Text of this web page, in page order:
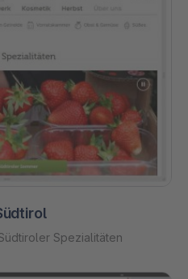
Spezialitäten